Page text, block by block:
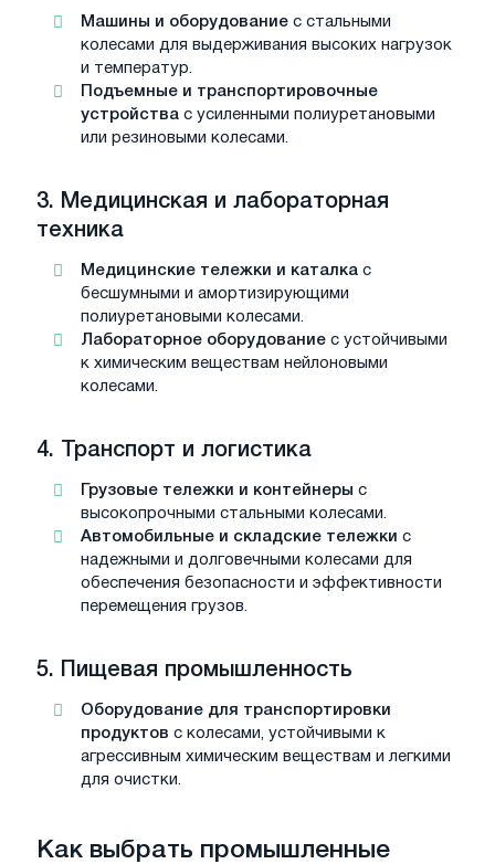
Машины и оборудование с стальными
колесами для выдерживания высоких нагрузок
и температур.
Подъемные и транспортировочные
устройства с усиленными полиуретановыми
или резиновыми колесами.
3. Медицинская и лабораторная
техника
Медицинские тележки и каталка с
бесшумными и амортизирующими
полиуретановыми колесами.
Лабораторное оборудование с устойчивыми
к химическим веществам нейлоновыми
колесами.
4. Транспорт и логистика
Грузовые тележки и контейнеры с
высокопрочными стальными колесами.
Автомобильные и складские тележки с
надежными и долговечными колесами для
обеспечения безопасности и эффективности
перемещения грузов.
5. Пищевая промышленность
Оборудование для транспортировки
продуктов с колесами, устойчивыми к
агрессивным химическим веществам и легкими
для очистки.
Как выбрать промышленные